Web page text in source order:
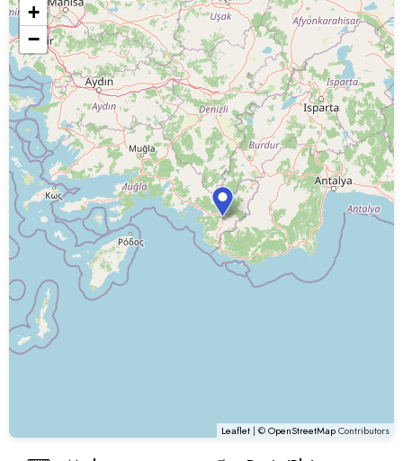
+
−
Leaflet | ©OpenStreetMapContributors